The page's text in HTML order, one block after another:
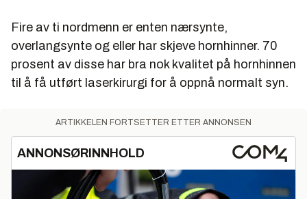
Fire av ti nordmenn er enten nærsynte,
overlangsynte og eller har skjeve hornhinner. 70
prosent av disse har bra nok kvalitet på hornhinnen
til å få utført laserkirurgi for å oppnå normalt syn.
ARTIKKELEN FORTSETTER ETTER ANNONSEN
ANNONSØRINNHOLD